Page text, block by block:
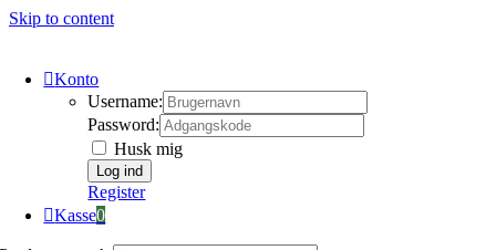
Skip to content
Konto
Username:
Password:
Husk mig
Register
Kasse0